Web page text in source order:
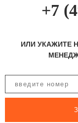
+7
ИЛИ УКАЖИТЕ